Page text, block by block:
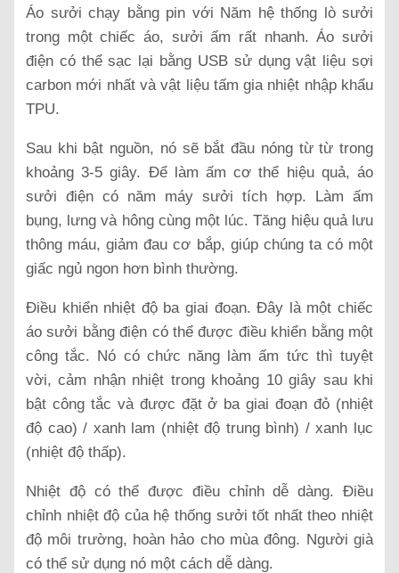
Áo sưởi chạy bằng pin với Năm hệ thống lò sưởi
trong một chiếc áo, sưởi ấm rất nhanh. Áo sưởi
điện có thể sạc lại bằng USB sử dụng vật liệu sợi
carbon mới nhất và vật liệu tấm gia nhiệt nhập khẩu
TPU.
Sau khi bật nguồn, nó sẽ bắt đầu nóng từ từ trong
khoảng 3-5 giây. Để làm ấm cơ thể hiệu quả, áo
sưởi điện có năm máy sưởi tích hợp. Làm ấm
bụng, lưng và hông cùng một lúc. Tăng hiệu quả lưu
thông máu, giảm đau cơ bắp, giúp chúng ta có một
giấc ngủ ngon hơn bình thường.
Điều khiển nhiệt độ ba giai đoạn. Đây là một chiếc
áo sưởi bằng điện có thể được điều khiển bằng một
công tắc. Nó có chức năng làm ấm tức thì tuyệt
vời, cảm nhận nhiệt trong khoảng 10 giây sau khi
bật công tắc và được đặt ở ba giai đoạn đỏ (nhiệt
độ cao) / xanh lam (nhiệt độ trung bình) / xanh lục
(nhiệt độ thấp).
Nhiệt độ có thể được điều chỉnh dễ dàng. Điều
chỉnh nhiệt độ của hệ thống sưởi tốt nhất theo nhiệt
độ môi trường, hoàn hảo cho mùa đông. Người già
có thể sử dụng nó một cách dễ dàng.